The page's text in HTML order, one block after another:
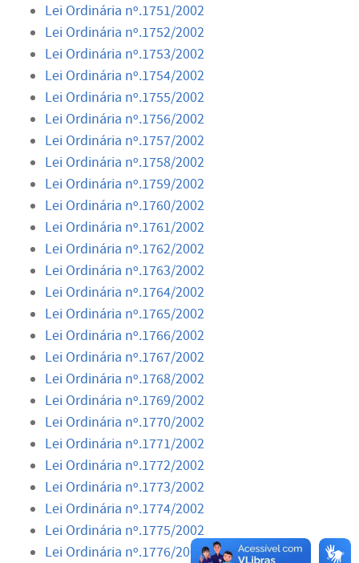
Lei Ordinária nº.1751/2002
Lei Ordinária nº.1752/2002
Lei Ordinária nº.1753/2002
Lei Ordinária nº.1754/2002
Lei Ordinária nº.1755/2002
Lei Ordinária nº.1756/2002
Lei Ordinária nº.1757/2002
Lei Ordinária nº.1758/2002
Lei Ordinária nº.1759/2002
Lei Ordinária nº.1760/2002
Lei Ordinária nº.1761/2002
Lei Ordinária nº.1762/2002
Lei Ordinária nº.1763/2002
Lei Ordinária nº.1764/2002
Lei Ordinária nº.1765/2002
Lei Ordinária nº.1766/2002
Lei Ordinária nº.1767/2002
Lei Ordinária nº.1768/2002
Lei Ordinária nº.1769/2002
Lei Ordinária nº.1770/2002
Lei Ordinária nº.1771/2002
Lei Ordinária nº.1772/2002
Lei Ordinária nº.1773/2002
Lei Ordinária nº.1774/2002
Lei Ordinária nº.1775/2002
Lei Ordinária nº.1776/2002